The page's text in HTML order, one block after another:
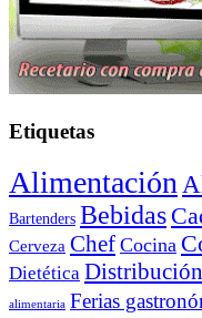
Etiquetas
Alimentación
Bartenders Bebidas
Cerveza Chef Cocina
Dietética Distribución
alimentaria Ferias